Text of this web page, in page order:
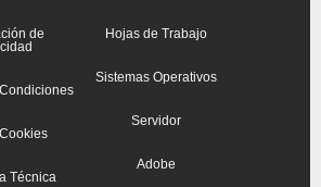
de
Técnica
Hojas de Trabajo
Sistemas Operativos
Servidor
Adobe